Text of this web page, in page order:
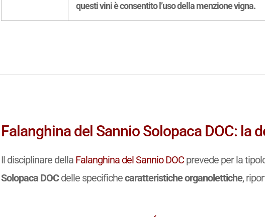
questi vini è consentito l’uso della menzione vigna.
Falanghina del Sannio Solopaca DOC: la
Il disciplinare della Falanghina del Sannio DOC prevede per la
Solopaca DOCdelle specifichecaratteristiche organolettiche,